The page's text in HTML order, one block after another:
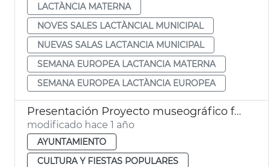
LACTÀNCIA MATERNA
NOVES SALES LACTÀNCIAL MUNICIPAL
NUEVAS SALAS LACTANCIA MUNICIPAL
SEMANA EUROPEA LACTANCIA MATERNA
SEMANA EUROPEA LACTÀNCIA EUROPEA
Presentación Proyecto museográfico futuro Centro Interpretación Santo Cáliz
modificado hace 1 año
AYUNTAMIENTO
CULTURA Y FIESTAS POPULARES